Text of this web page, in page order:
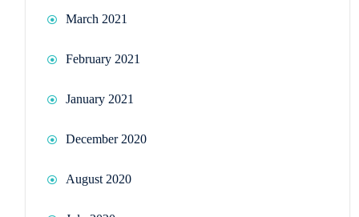
March 2021
February 2021
January 2021
December 2020
August 2020